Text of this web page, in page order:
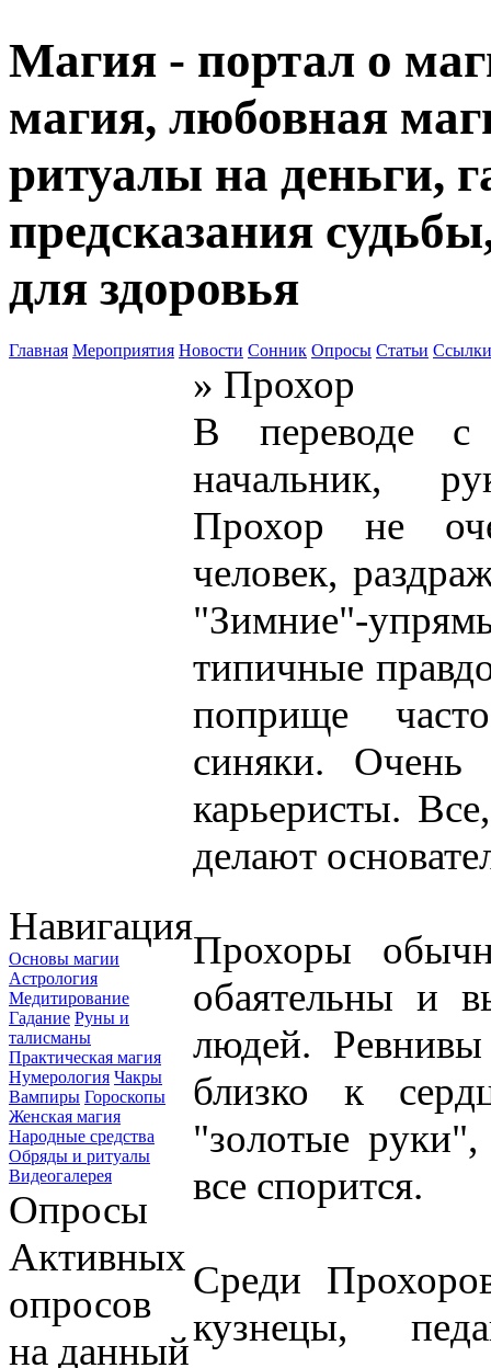
Магия - портал о
магия, любовная
ритуалы на деньги,
предсказания
для здоровья
Главная Мероприятия Новости Сонник Опросы Статьи Ссылки
Навигация
Основы магии
Астрология
Медитирование
Гадание Руны и
талисманы
Практическая магия
Нумерология Чакры
Вампиры Гороскопы
Женская магия
Народные средства
Обряды и ритуалы
Видеогалерея
Опросы
Активных
опросов
на данный
» Прохор
В переводе с
начальник,
Прохор не
человек,
"Зимние"-
типичные
поприще
синяки. Очень
карьеристы.
делают
Прохоры
обаятельны и
людей.
близко к
"золотые
все спорится.
Среди
кузнецы,